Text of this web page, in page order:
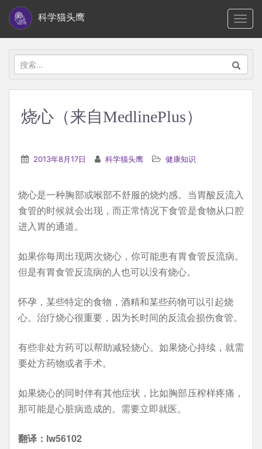
i
科学猫头鹰
搜
索：
烧心（来自MedlinePlus）
2013年8月17日 科学猫头鹰 健康知识
烧心是一种胸部或喉部不舒服的烧灼感。当胃酸反流入
食管的时候就会出现，而正常情况下食管是食物从口腔
进入胃的通道。
如果你每周出现两次烧心，你可能患有胃食管反流病。
但是有胃食管反流病的人也可以没有烧心。
怀孕，某些特定的食物，酒精和某些药物可以引起烧
心。治疗烧心很重要，因为长时间的反流会损伤食管。
有些非处方药可以帮助减轻烧心。如果烧心持续，就需
要处方药物或者手术。
如果烧心的同时伴有其他症状，比如胸部压榨样疼痛，
那可能是心脏病造成的。需要立即就医。
翻译：lw56102